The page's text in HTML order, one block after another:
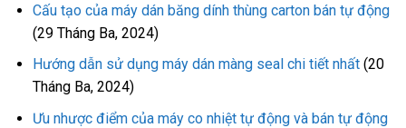
Cấu tạo của máy dán băng dính thùng carton bán tự động
(29 Tháng Ba, 2024)
Hướng dẫn sử dụng máy dán màng seal chi tiết nhất (20
Tháng Ba, 2024)
Ưu nhược điểm của máy co nhiệt tự động và bán tự động